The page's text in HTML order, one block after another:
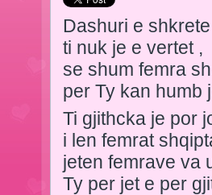
Dashuri e
ti nuk je e vertet ,
se shum femra
per Ty kan humb
Ti gjithcka je por
i len femrat
jeten femrave va
Ty per jet e per